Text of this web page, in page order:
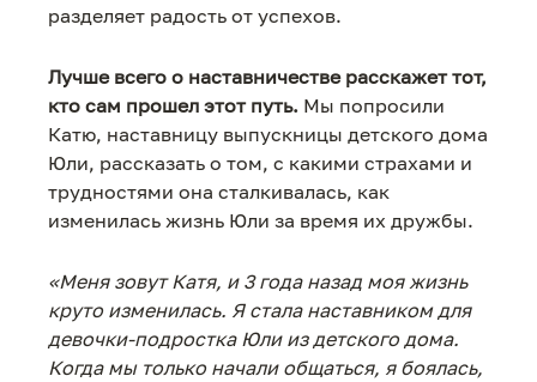
разделяет радость от успехов.
Лучше всего о наставничестве расскажет тот,
кто сам прошел этот путь. Мы попросили
Катю, наставницу выпускницы детского дома
Юли, рассказать о том, с какими страхами и
трудностями она сталкивалась, как
изменилась жизнь Юли за время их дружбы.
«Меня зовут Катя, и 3 года назад моя жизнь
круто изменилась. Я стала наставником для
девочки-подростка Юли из детского дома.
Когда мы только начали общаться, я боялась,